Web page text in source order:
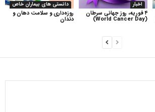
دانستی های بیماران خاص
روزه‌داری و سلامت دهان و
دندان
اخبار
۴ فوریه، روز جهانی سرطان
(World Cancer Day)